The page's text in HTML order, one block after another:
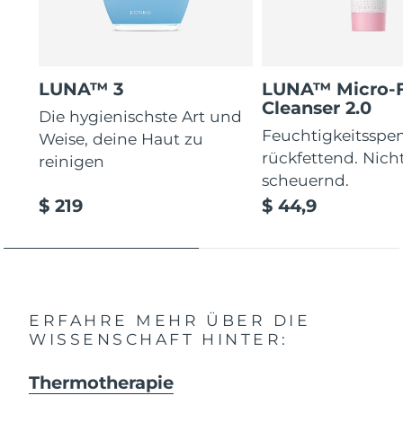
LUNA™ 3
Die hygienischste Art und
Weise, deine Haut zu
reinigen
$ 219
LUNA™ Micro-
Cleanser 2.0
rückfettend.
scheuernd.
$ 44,9
ERFAHRE MEHR ÜBER DIE
WISSENSCHAFT HINTER:
Thermotherapie